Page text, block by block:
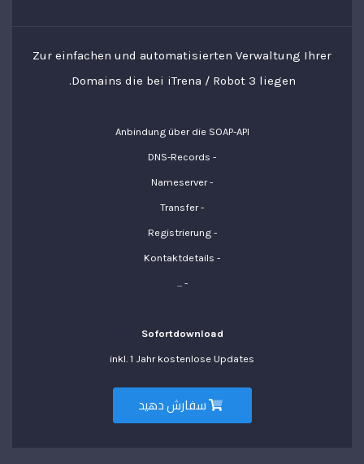
Zur einfachen und automatisierten Verwaltung Ihrer
Domains die bei iTrena / Robot 3 liegen.
Anbindung über die SOAP-API
- DNS-Records
- Nameserver
- Transfer
- Registrierung
- Kontaktdetails
- ...
Sofortdownload
inkl. 1 Jahr kostenlose Updates
سفارش دهید